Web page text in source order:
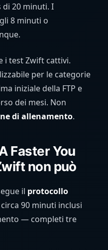
di 20 minuti. I
8 minuti o
i test Zwift cattivi.
per le categorie
iniziale della FTP e
dei mesi. Non
di allenamento.
Faster You
non può
il protocollo
90 minuti inclusi
— completi tre